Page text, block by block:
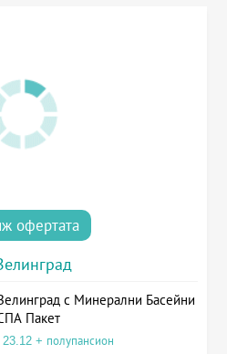
офертата
с Минерални Басейни
Пакет
+ полупансион